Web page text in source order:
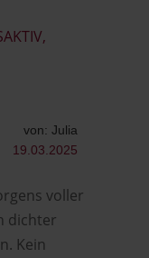
,
von: Julia
19.03.2025
voller
dichter
Kein